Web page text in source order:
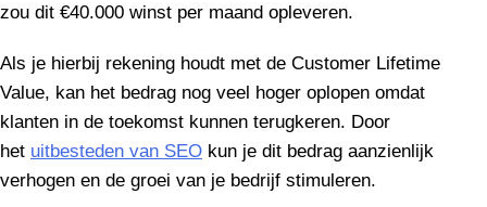
zou dit €40.000 winst per maand opleveren.
Als je hierbij rekening houdt met de Customer Lifetime
Value, kan het bedrag nog veel hoger oplopen omdat
klanten in de toekomst kunnen terugkeren. Door
het uitbesteden van SEO kun je dit bedrag aanzienlijk
verhogen en de groei van je bedrijf stimuleren.